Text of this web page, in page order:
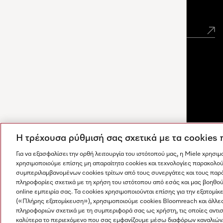
Οι απαντήσεις δημιουργούνται από τεχνητή νοημοσύνη. Ο
βοηθός μας μπορεί να σας βοηθήσει να ανακαλύψετε
Η εταιρεία μας Όροι και Προϋποθέσεις Προστασία
Η τρέχουσα ρύθμισή σας σχετικά με τα
Για να εξασφαλίσει την ορθή λειτουργία του ιστότοπού μας, η Miele
χρησιμοποιούμε επίσης μη απαραίτητα cookies και τεχνολογίες
συμπεριλαμβανομένων cookies τρίτων από τους συνεργάτες και τους
πληροφορίες σχετικά με τη χρήση του ιστότοπου από εσάς και μας
online εμπειρία σας. Τα cookies χρησιμοποιούνται επίσης για την
(«Πλήρης εξατομίκευση»), χρησιμοποιούμε cookies Bloomreach και
πληροφοριών σχετικά με τη συμπεριφορά σας ως χρήστη, τις οποίες
καλύτερα το περιεχόμενο που σας εμφανίζουμε μέσω διαφόρων